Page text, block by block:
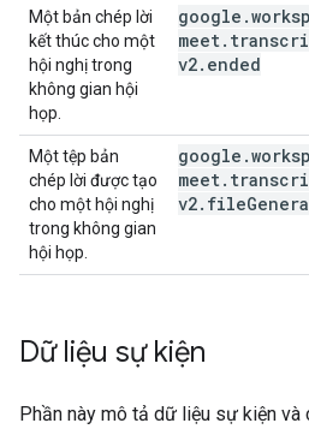
Một bản chép lời
kết thúc cho một
hội nghị trong
không gian hội
họp.
google .
meet.
v2. ended
Một tệp bản
chép lời được tạo
cho một hội nghị
trong không gian
hội họp.
google .
meet.
v2. file
Dữ liệu sự kiện
Phần này mô tả dữ liệu sự kiện